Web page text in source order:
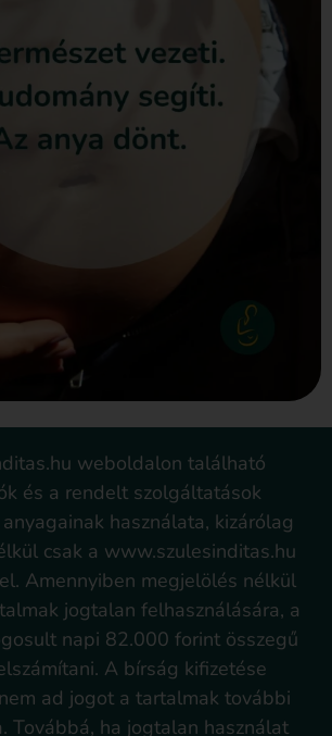
weboldalon található
és a rendelt szolgáltatások
használata, kizárólag
csak a www.szulesinditas.hu
Amennyiben megjelölés nélkül
jogtalan felhasználására, a
napi 82.000 forint összegű
A bírság kifizetése
ad jogot a tartalmak további
Továbbá, ha jogtalan használat